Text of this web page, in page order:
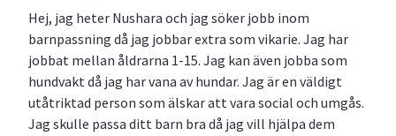
Hej, jag heter Nushara och jag söker jobb inom
barnpassning då jag jobbar extra som vikarie. Jag har
jobbat mellan åldrarna 1-15. Jag kan även jobba som
hundvakt då jag har vana av hundar. Jag är en väldigt
utåtriktad person som älskar att vara social och umgås.
Jag skulle passa ditt barn bra då jag vill hjälpa dem